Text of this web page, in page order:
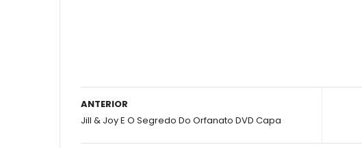
ANTERIOR
Jill & Joy E O Segredo Do Orfanato DVD Capa